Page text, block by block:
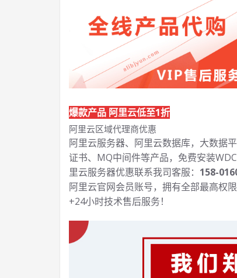
爆款产品 阿里云低至1折
阿里云区域代理商优惠
阿里云服务器、阿里云数据库，大数据
证书、MQ中间件等产品，免费安装
里云服务器优惠联系我司客服： 158-
阿里云官网会员账号，拥有全部最高权
+24小时技术售后服务！